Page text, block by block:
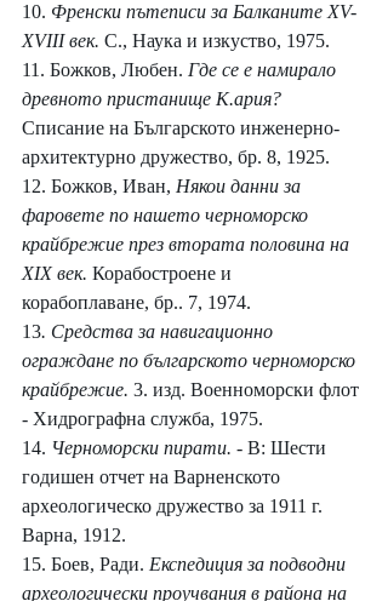
10. Френски пътеписи за Балканите XV-
XVIII век. С., Наука и изкуство, 1975.
11. Божков, Любен. Где се е намирало
древното пристанище К.ария?
Списание на Българското инженерно-
архитектурно дружество, бр. 8, 1925.
12. Божков, Иван, Някои данни за
фаровете по нашето черноморско
крайбрежие през втората половина на
XIX век. Корабостроене и
корабоплаване, бр.. 7, 1974.
13. Средства за навигационно
ограждане по българското черноморско
крайбрежие. 3. изд. Военноморски флот
- Хидрографна служба, 1975.
14. Черноморски пирати. - В: Шести
годишен отчет на Варненското
археологическо дружество за 1911 г.
Варна, 1912.
15. Боев, Ради. Експедиция за подводни
археологически проучвания в района на